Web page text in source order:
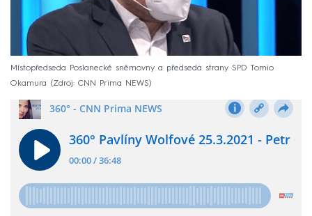
Místopředseda Poslanecké sněmovny a předseda strany SPD Tomio
Okamura
Zdroj: CNN Prima NEWS